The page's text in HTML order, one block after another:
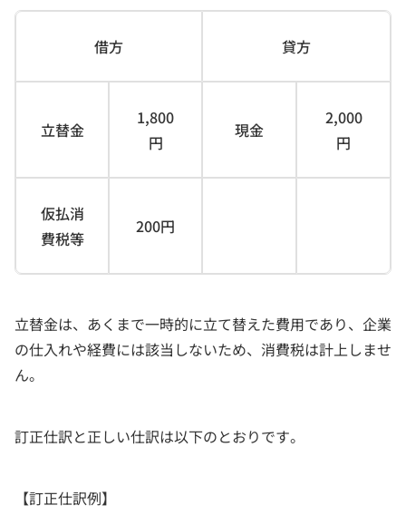
借方 貸方
立替金
1,800
円
現金
2,000
円
仮払消
費税等
200円
立替金は、あくまで一時的に立て替えた費用であり、企業
の仕入れや経費には該当しないため、消費税は計上しませ
ん。
訂正仕訳と正しい仕訳は以下のとおりです。
【訂正仕訳例】